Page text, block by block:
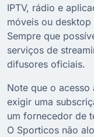
IPTV, rádio e
móveis ou
Sempre que
serviços de
difusores oficiais.
Note que o acesso
exigir uma
um fornecedor de
O Sporticos não